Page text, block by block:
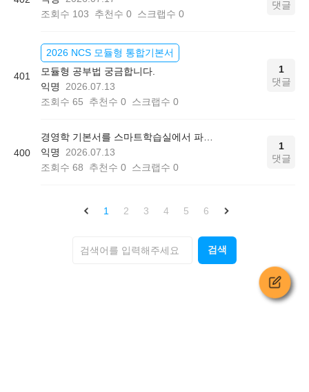
조회수 103 추천수 0 스크랩수 0
댓글
401
2026 NCS 모듈형 통합기본서
모듈형 공부법 궁금합니다.
익명
2026.07.13
조회수 65 추천수 0 스크랩수 0
1
댓글
400
익명
2026.07.13
조회수 68 추천수 0 스크랩수 0
1
댓글
1 2 3 4 5 6
검색